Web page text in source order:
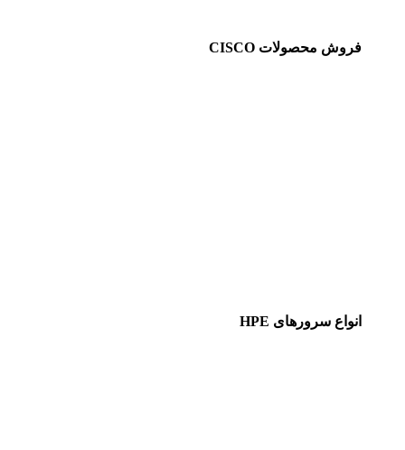
فروش محصولات CISCO
انواع سرورهای HPE